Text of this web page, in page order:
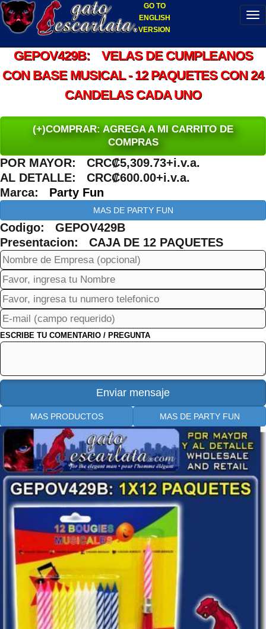
GO TO
ENGLISH
VERSION
GEPOV429B: VELAS DE CUMPLEANOS
CON BASE MUSICAL - 12 PAQUETES CON 24
CANDELAS CADA UNO
(+)COMPRAR: AGREGA A MI CARRITO DE
COMPRAS
POR MAYOR: CRC₡5,309.73+i.v.a.
AL DETALLE: CRC₡600.00+i.v.a.
Marca: Party Fun
MAS DE PARTY FUN
Codigo: GEPOV429B
Presentacion: CAJA DE 12 PAQUETES
ESCRIBE TU COMENTARIO / PREGUNTA
MAS PRODUCTOS MAS DE PARTY FUN